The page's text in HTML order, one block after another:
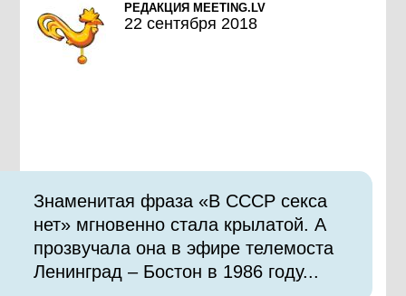
РЕДАКЦИЯ MEETING.LV
22 сентября 2018
Знаменитая фраза «В СССР секса
нет» мгновенно стала крылатой. А
прозвучала она в эфире телемоста
Ленинград – Бостон в 1986 году...